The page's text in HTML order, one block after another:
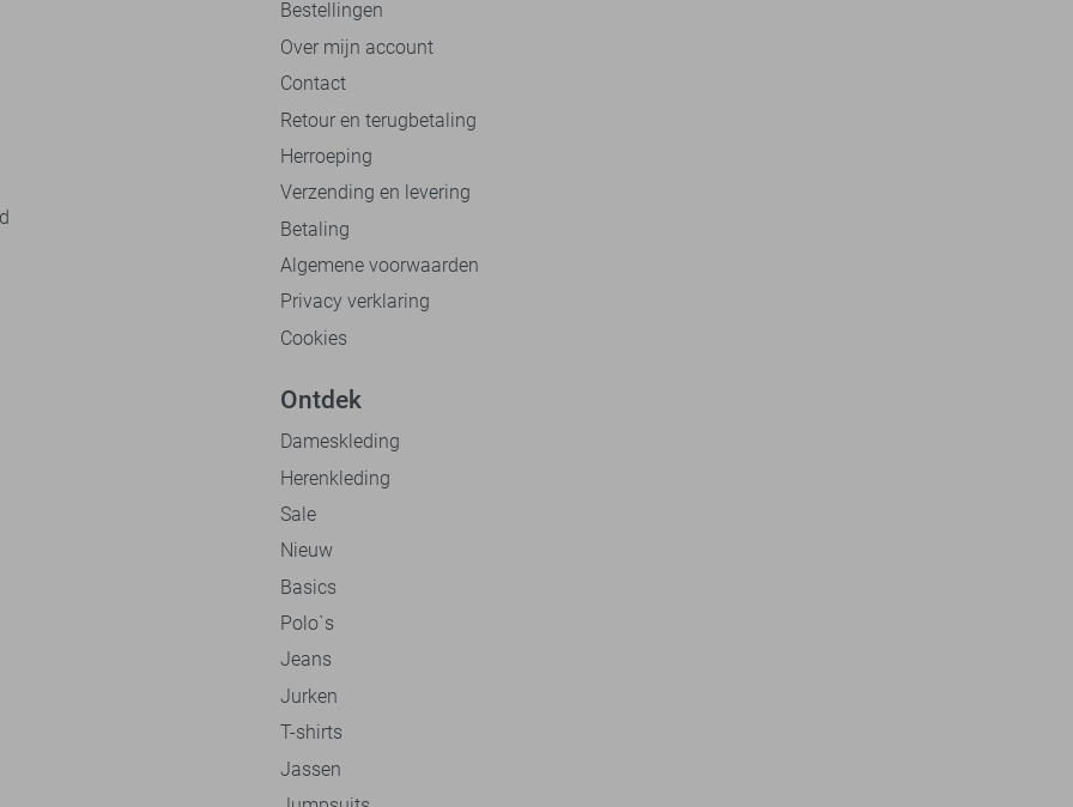
Bestellingen
Over mijn account
Contact
Retour en terugbetaling
Herroeping
Verzending en levering
Betaling
Algemene voorwaarden
Privacy verklaring
Cookies
Ontdek
Dameskleding
Herenkleding
Sale
Nieuw
Basics
Polo`s
Jeans
Jurken
T-shirts
Jassen